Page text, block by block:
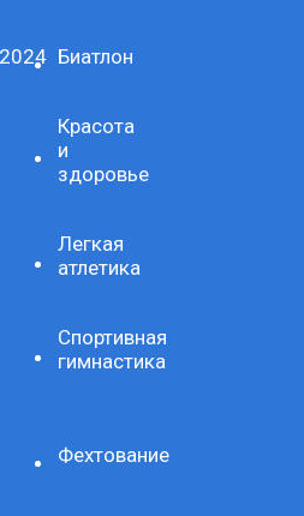
Биатлон
Красота
и
здоровье
Легкая
атлетика
Спортивная
гимнастика
Фехтование